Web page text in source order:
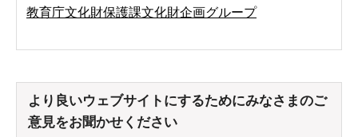
教育庁文化財保護課文化財企画グループ
より良いウェブサイトにするためにみなさまのご
意見をお聞かせください